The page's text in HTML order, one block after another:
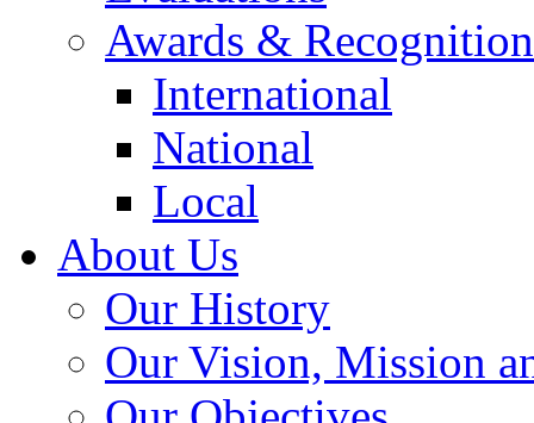
Awards &
International
National
Local
About Us
Our History
Our Vision, Mission